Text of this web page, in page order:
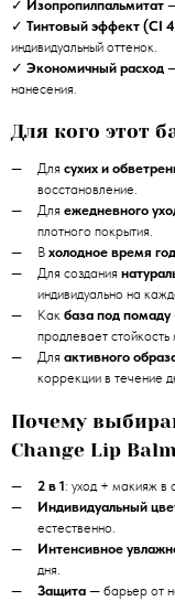
✓ Изопропилпальмитат
✓ Тинтовый эффект (CI
индивидуальный оттенок.
✓ Экономичный расход
нанесения.
Для кого этот
Для сухих и
восстановление.
Для ежедневного
плотного покрытия.
В холодное время
Для создания
индивидуально на
Как база под помаду
продлевает стойкость
Для активного
коррекции в течение
Почему
Change Lip
2 в 1: уход + макияж в
Индивидуальный
естественно.
Интенсивное
дня.
Защита — барьер от